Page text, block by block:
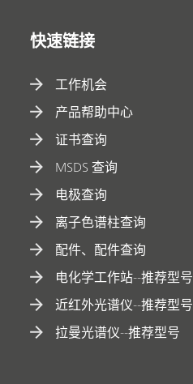
快速链接
工作机会
产品帮助中心
证书查询
MSDS 查询
电极查询
离子色谱柱查询
配件、配件查询
电化学工作站--推荐型号
近红外光谱仪--推荐型号
拉曼光谱仪--推荐型号